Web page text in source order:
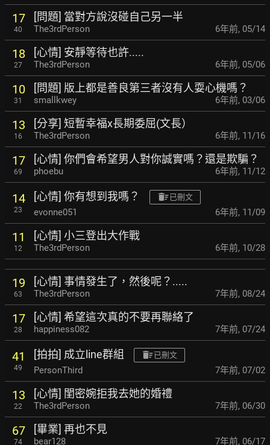
17
40
[問題] 當對方說沒碰自己另一半
The3rdPerson 6年前, 05/14
18
27
[心情] 安靜等待也許.....
The3rdPerson 6年前, 05/06
10
31
[問題] 版上都是善良第三者沒有人耍心機嗎？
smallkwey 6年前, 03/06
13
16
[分享] 短暫幸福x長期委屈(文長）
The3rdPerson 6年前, 11/16
17
69
[心情] 你們會希望男人對你誠實嗎？還是欺騙？
phoebu 6年前, 11/12
14
23
[心情] 你有想到我嗎？ 已刪文
evonne051 6年前, 11/09
11
12
[心情] 小三登出大作戰
The3rdPerson 6年前, 10/28
19
63
[心情] 事情發生了，然後呢？.....
The3rdPerson 7年前, 08/24
17
28
[心情] 希望這次真的不要再聯絡了
happiness082 7年前, 07/24
41
49
[拍拍] 成立line群組 已刪文
PersonThird 7年前, 07/02
13
22
[心情] 閨密婉拒我去她的婚禮
The3rdPerson 7年前, 06/30
67
74
[畢業] 再也不見
bear128 7年前, 06/17